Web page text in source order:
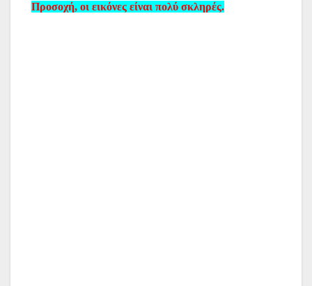
Προσοχή, οι εικόνες είναι πολύ σκληρές.